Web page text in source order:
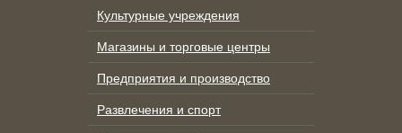
Культурные учреждения
Магазины и торговые центры
Предприятия и производство
Развлечения и спорт